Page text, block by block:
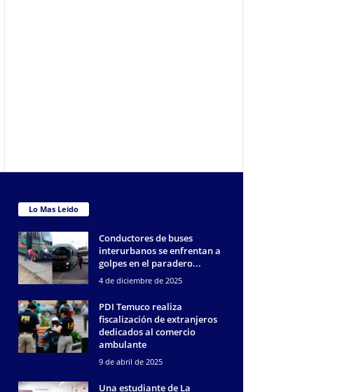
Lo Mas Leido
Conductores de buses
interurbanos se enfrentan a
golpes en el paradero...
4 de diciembre de 2025
PDI Temuco realiza
fiscalización de extranjeros
dedicados al comercio
ambulante
9 de abril de 2025
Una estudiante de La